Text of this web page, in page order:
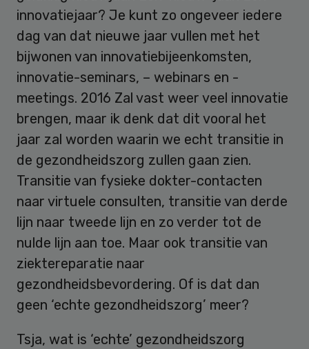
innovatiejaar? Je kunt zo ongeveer iedere
dag van dat nieuwe jaar vullen met het
bijwonen van innovatiebijeenkomsten,
innovatie-seminars, – webinars en -
meetings. 2016 Zal vast weer veel innovatie
brengen, maar ik denk dat dit vooral het
jaar zal worden waarin we echt transitie in
de gezondheidszorg zullen gaan zien.
Transitie van fysieke dokter-contacten
naar virtuele consulten, transitie van derde
lijn naar tweede lijn en zo verder tot de
nulde lijn aan toe. Maar ook transitie van
ziektereparatie naar
gezondheidsbevordering. Of is dat dan
geen ‘echte gezondheidszorg’ meer?
Tsja, wat is ‘echte’ gezondheidszorg